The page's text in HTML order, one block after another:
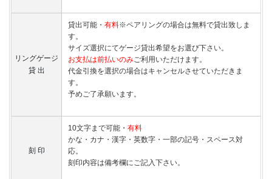
リングゲージ
貸 出
貸出可能・ 有料※ペアリングの場合は無料で貸出致しま
す。
サイズ選択にてゲージ貸出希望をお選び下さい。
お支払は前払いのみご利用いただけます。
代金引換を選択の場合はキャンセルさせていただきま
す。
予めご了承願います。
刻 印
10文字まで可能・ 有料
かな・カナ・漢字・英数字・一部の記号・スペース対
応。
刻印内容は備考欄にご記入下さい。